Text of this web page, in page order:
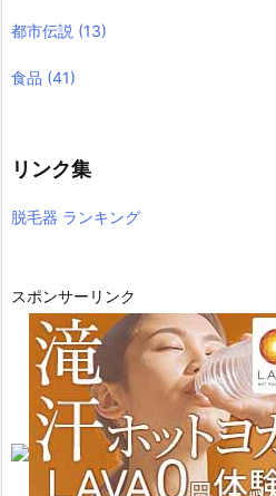
都市伝説 (13)
食品 (41)
リンク集
脱毛器 ランキング
スポンサーリンク